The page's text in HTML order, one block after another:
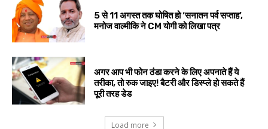
5 से 11 अगस्त तक घोषित हो ‘सनातन पर्व सप्ताह’,
मनोज वाल्मीकि ने CM योगी को लिखा पत्र
अगर आप भी फोन ठंडा करने के लिए अपनाते हैं ये
तरीका, तो रुक जाइए! बैटरी और डिस्प्ले हो सकते हैं
पूरी तरह डेड
Load more